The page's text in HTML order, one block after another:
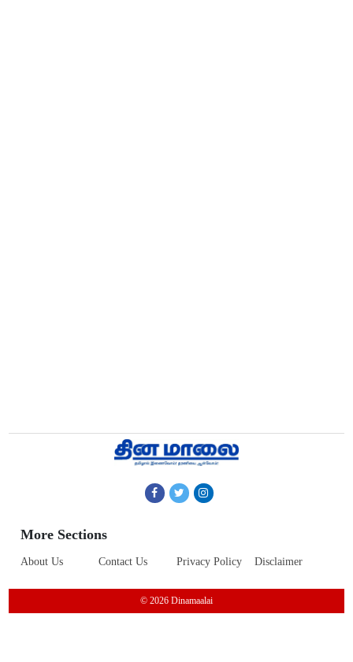
More Sections
About Us Contact Us Privacy Policy Disclaimer
© 2026 Dinamaalai